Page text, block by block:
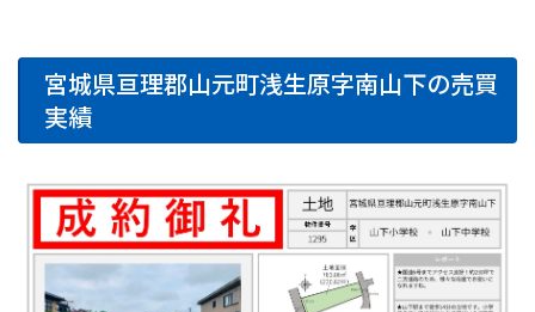
宮城県亘理郡山元町浅生原字南山下の売買
実績